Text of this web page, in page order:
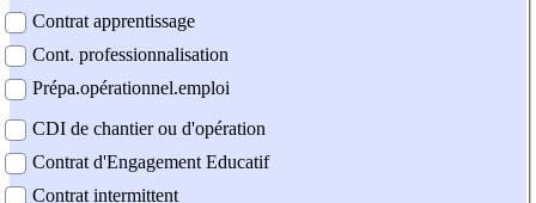
Contrat apprentissage
Cont. professionnalisation
Prépa.opérationnel.emploi
CDI de chantier ou d'opération
Contrat d'Engagement Educatif
Contrat intermittent